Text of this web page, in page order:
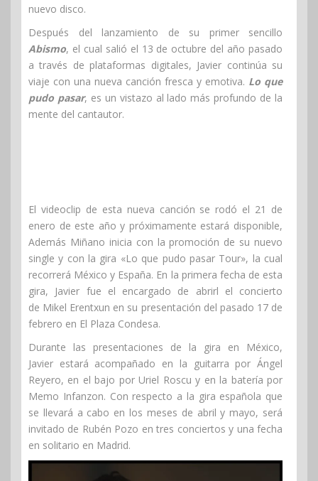
nuevo disco.
Después del lanzamiento de su primer sencillo
Abismo, el cual salió el 13 de octubre del año pasado
a través de plataformas digitales, Javier continúa su
viaje con una nueva canción fresca y emotiva. Lo que
pudo pasar, es un vistazo al lado más profundo de la
mente del cantautor.
El videoclip de esta nueva canción se rodó el 21 de
enero de este año y próximamente estará disponible,
Además Miñano inicia con la promoción de su nuevo
single y con la gira «Lo que pudo pasar Tour», la cual
recorrerá México y España. En la primera fecha de esta
gira, Javier fue el encargado de abrirl el concierto
de Mikel Erentxun en su presentación del pasado 17 de
febrero en El Plaza Condesa.
Durante las presentaciones de la gira en México,
Javier estará acompañado en la guitarra por Ángel
Reyero, en el bajo por Uriel Roscu y en la batería por
Memo Infanzon. Con respecto a la gira española que
se llevará a cabo en los meses de abril y mayo, será
invitado de Rubén Pozo en tres conciertos y una fecha
en solitario en Madrid.